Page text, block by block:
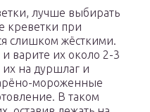
лучше выбирать
креветки при
слишком жёсткими.
варите их около 2-3
их на дуршлаг и
мороженные
В таком